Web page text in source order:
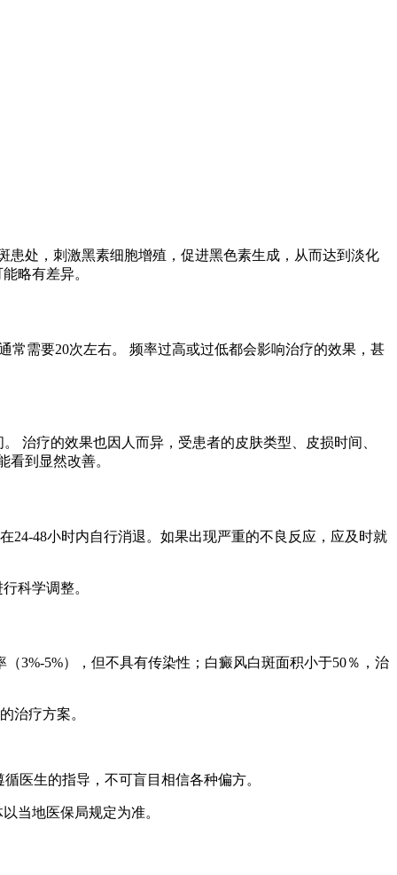
患处，刺激黑素细胞增殖，促进黑色素生成，从而达到淡化
略有差异。
常需要20次左右。 频率过高或过低都会影响治疗的效果，甚
治疗的效果也因人而异，受患者的皮肤类型、皮损时间、
到显然改善。
24-48小时内自行消退。如果出现严重的不良反应，应及时就
科学调整。
3%-5%），但不具有传染性；白癜风白斑面积小于50％，治
治疗方案。
医生的指导，不可盲目相信各种偏方。
当地医保局规定为准。